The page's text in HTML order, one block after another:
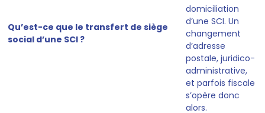
Qu’est-ce que le transfert de siège
social d’une SCI ?
domiciliation
d’une SCI. Un
changement
d’adresse
postale, juridico-
administrative,
et parfois fiscale
s’opère donc
alors.